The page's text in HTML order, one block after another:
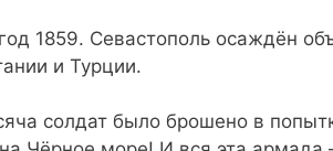
1859. Севастополь осаждён
и Турции.
солдат было брошено в